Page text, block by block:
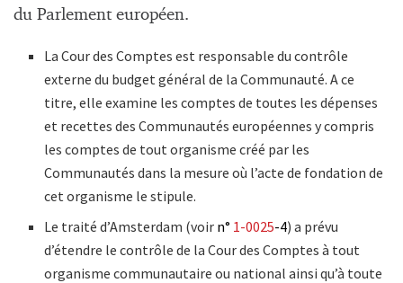
du Parlement européen.
La Cour des Comptes est responsable du contrôle
externe du budget général de la Communauté. A ce
titre, elle examine les comptes de toutes les dépenses
et recettes des Communautés européennes y compris
les comptes de tout organisme créé par les
Communautés dans la mesure où l’acte de fondation de
cet organisme le stipule.
Le traité d’Amsterdam (voir n° 1-0025-4) a prévu
d’étendre le contrôle de la Cour des Comptes à tout
organisme communautaire ou national ainsi qu’à toute